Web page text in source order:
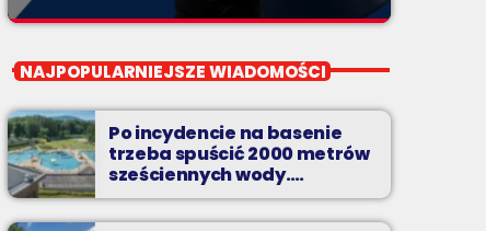
Przeboje non-stop
Podbeskidziu! Konkursy, akcje radiowe,
rozmowy i oczywiście - starannie
wyselekcjonowane przeboje non-stop!
NAJPOPULARNIEJSZE WIADOMOŚCI
Po incydencie na basenie
trzeba spuścić 2000 metrów
sześciennych wody.
„Ogromne koszty i ogromna
praca”